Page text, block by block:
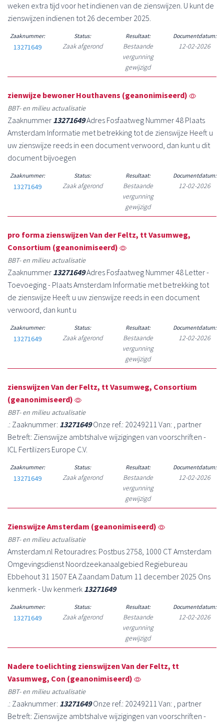
weken extra tijd voor het indienen van de zienswijzen. U kunt de
zienswijzen indienen tot 26 december 2025.
Zaaknummer:
13271649
Status:
Zaak afgerond
Resultaat:
Bestaande
vergunning
gewijzigd
Documentdatum:
12-02-2026
zienwijze bewoner Houthavens (geanonimiseerd)
BBT- en milieu actualisatie
Zaaknummer 13271649Adres Fosfaatweg Nummer 48 Plaats
Amsterdam Informatie met betrekking tot de zienswijze Heeft u
uw zienswijze reeds in een document verwoord, dan kunt u dit
document bijvoegen
Zaaknummer:
13271649
Status:
Zaak afgerond
Resultaat:
Bestaande
vergunning
gewijzigd
Documentdatum:
12-02-2026
pro forma zienswijzen Van der Feltz, tt Vasumweg,
Consortium (geanonimiseerd)
BBT- en milieu actualisatie
Zaaknummer 13271649Adres Fosfaatweg Nummer 48 Letter -
Toevoeging - Plaats Amsterdam Informatie met betrekking tot
de zienswijze Heeft u uw zienswijze reeds in een document
verwoord, dan kunt u
Zaaknummer:
13271649
Status:
Zaak afgerond
Resultaat:
Bestaande
vergunning
gewijzigd
Documentdatum:
12-02-2026
zienswijzen Van der Feltz, tt Vasumweg, Consortium
(geanonimiseerd)
BBT- en milieu actualisatie
.: Zaaknummer: 13271649Onze ref.: 20249211 Van: , partner
Betreft: Zienswijze ambtshalve wijzigingen van voorschriften -
ICL Fertilizers Europe C.V.
Zaaknummer:
13271649
Status:
Zaak afgerond
Resultaat:
Bestaande
vergunning
gewijzigd
Documentdatum:
12-02-2026
Zienswijze Amsterdam (geanonimiseerd)
BBT- en milieu actualisatie
Amsterdam.nl Retouradres: Postbus 2758, 1000 CT Amsterdam
Omgevingsdienst Noordzeekanaalgebied Regiebureau
Ebbehout 31 1507 EA Zaandam Datum 11 december 2025 Ons
kenmerk - Uw kenmerk 13271649
Zaaknummer:
13271649
Status:
Zaak afgerond
Resultaat:
Bestaande
vergunning
gewijzigd
Documentdatum:
12-02-2026
Nadere toelichting zienswijzen Van der Feltz, tt
Vasumweg, Con (geanonimiseerd)
BBT- en milieu actualisatie
.: Zaaknummer: 13271649Onze ref.: 20249211 Van: , partner
Betreft: Zienswijze ambtshalve wijzigingen van voorschriften -